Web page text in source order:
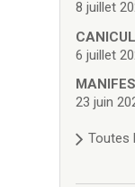
8 juillet
6 juillet
23 juin
Toutes